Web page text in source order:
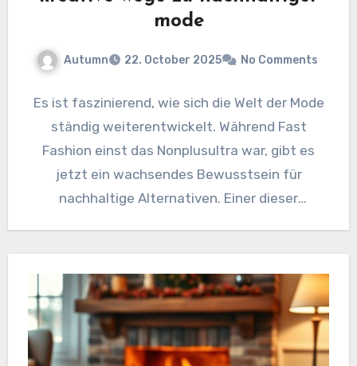
mode
Autumn 22. October 2025 No Comments
Es ist faszinierend, wie sich die Welt der Mode
ständig weiterentwickelt. Während Fast
Fashion einst das Nonplusultra war, gibt es
jetzt ein wachsendes Bewusstsein für
nachhaltige Alternativen. Einer dieser